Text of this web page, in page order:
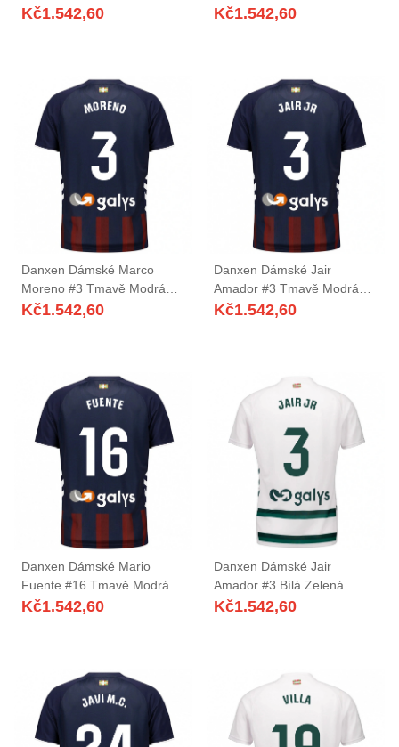
Daleko Hráčské Dresy
Kč1.542,60
Daleko Hráčské Dresy
Kč1.542,60
Danxen Dámské Marco
Moreno #3 Tmavě Modrá
Červená Domů Hráčské
Kč1.542,60
Danxen Dámské Jair
Amador #3 Tmavě Modrá
Červená Domů Hráčské
Kč1.542,60
Danxen Dámské Mario
Fuente #16 Tmavě Modrá
Červená Domů Hráčské
Kč1.542,60
Danxen Dámské Jair
Amador #3 Bílá Zelená
Daleko Hráčské Dresy
Kč1.542,60